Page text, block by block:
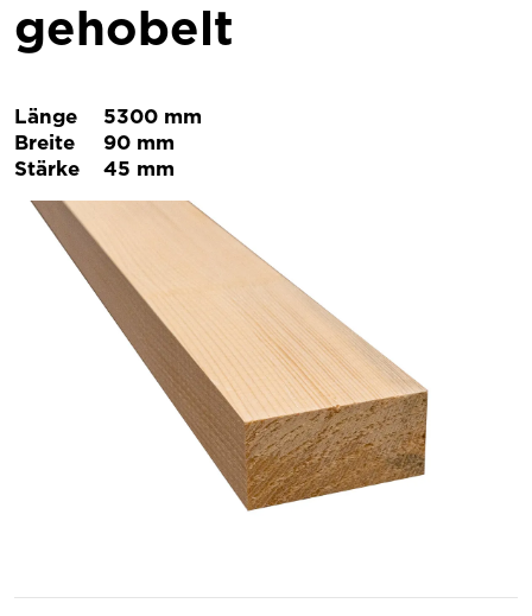
gehobelt
Länge
5300 mm
Breite
90 mm
Stärke
45 mm